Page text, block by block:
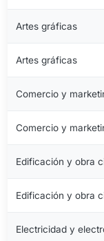
Artes gráficas
Artes gráficas
Comercio y
Comercio y
Edificación y obra
Edificación y obra
Electricidad y